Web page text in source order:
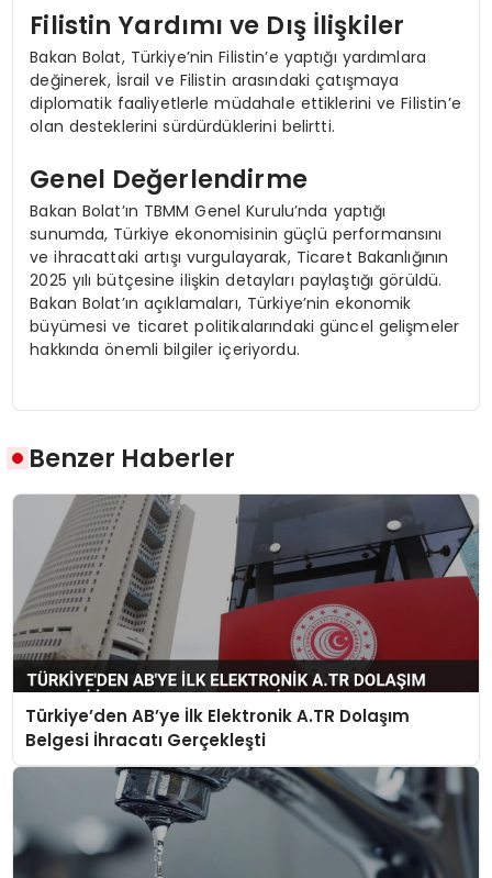
Filistin Yardımı ve Dış İlişkiler
Bakan Bolat, Türkiye’nin Filistin’e yaptığı yardımlara
değinerek, İsrail ve Filistin arasındaki çatışmaya
diplomatik faaliyetlerle müdahale ettiklerini ve Filistin’e
olan desteklerini sürdürdüklerini belirtti.
Genel Değerlendirme
Bakan Bolat’ın TBMM Genel Kurulu’nda yaptığı
sunumda, Türkiye ekonomisinin güçlü performansını
ve ihracattaki artışı vurgulayarak, Ticaret Bakanlığının
2025 yılı bütçesine ilişkin detayları paylaştığı görüldü.
Bakan Bolat’ın açıklamaları, Türkiye’nin ekonomik
büyümesi ve ticaret politikalarındaki güncel gelişmeler
hakkında önemli bilgiler içeriyordu.
Benzer Haberler
Türkiye’den AB’ye İlk Elektronik A.TR Dolaşım
Belgesi İhracatı Gerçekleşti